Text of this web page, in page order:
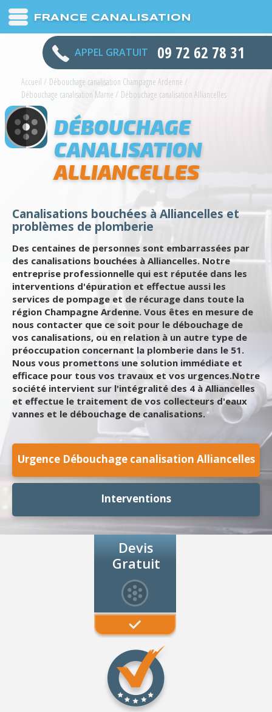
FRANCE CANALISATION
APPEL GRATUIT 09 72 62 78 31
Accueil / Débouchage canalisation Champagne Ardenne /
Débouchage canalisation Marne / Débouchage canalisation Alliancelles
DÉBOUCHAGE
CANALISATION
ALLIANCELLES
Canalisations bouchées à Alliancelles et
problèmes de plomberie
Des centaines de personnes sont embarrassées par
des canalisations bouchées à Alliancelles. Notre
entreprise professionnelle qui est réputée dans les
interventions d'épuration et effectue aussi les
services de pompage et de récurage dans toute la
région Champagne Ardenne. Vous êtes en mesure de
nous contacter que ce soit pour le débouchage de
vos canalisations, ou en relation à un autre type de
préoccupation concernant la plomberie dans le 51.
Nous vous promettons une solution immédiate et
efficace pour tous vos travaux et vos urgences.Notre
société intervient sur l'intégralité des 4 à Alliancelles
et effectue le traitement de vos collecteurs d'eaux
vannes et le débouchage de canalisations.
Urgence Débouchage canalisation Alliancelles
Interventions
Devis
Gratuit